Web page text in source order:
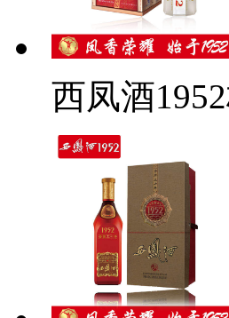
西凤酒